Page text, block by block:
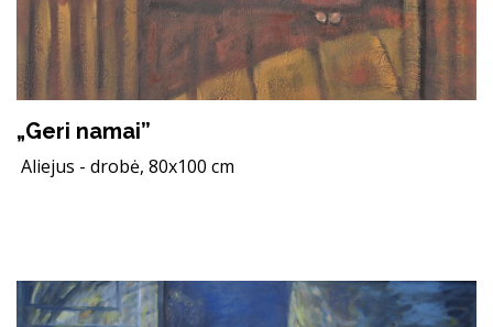
„Geri namai”
Aliejus - drobė, 80x100 cm